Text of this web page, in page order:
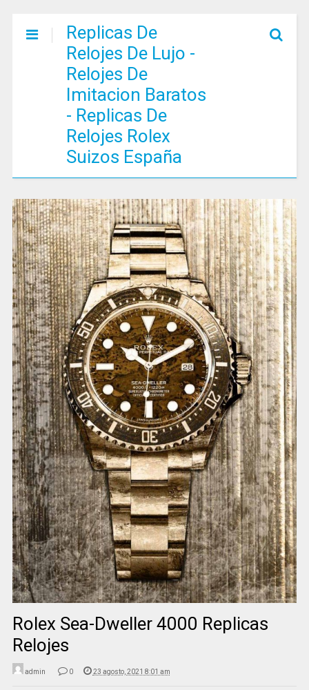
Replicas De
Relojes De Lujo -
Relojes De
Imitacion Baratos
- Replicas De
Relojes Rolex
Suizos España
Rolex Sea-Dweller 4000 Replicas
Relojes
admin 0 23 agosto, 2021 8:01 am